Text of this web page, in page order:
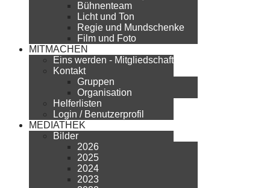
Bühnenteam
Licht und Ton
Regie und Mundschenke
Film und Foto
MITMACHEN
Eins werden - Mitgliedschaft
Kontakt
Gruppen
Organisation
Helferlisten
Login / Benutzerprofil
MEDIATHEK
Bilder
2026
2025
2024
2023